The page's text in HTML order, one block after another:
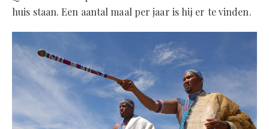
huis staan. Een aantal maal per jaar is hij er te vinden.